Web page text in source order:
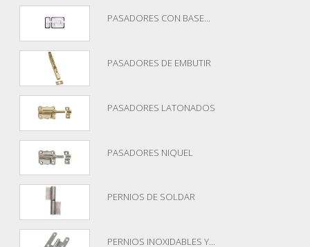
PASADORES CON BASE...
PASADORES DE EMBUTIR
PASADORES LATONADOS
PASADORES NIQUEL
PERNIOS DE SOLDAR
PERNIOS INOXIDABLES Y...